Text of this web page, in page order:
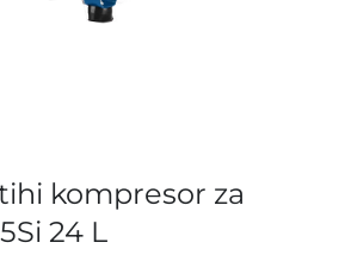
kompresor za
24 L